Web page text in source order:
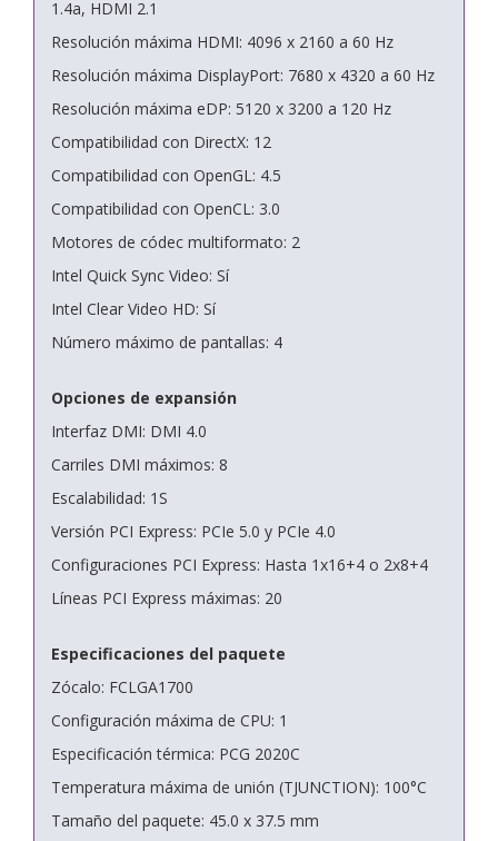
1.4a, HDMI 2.1
Resolución máxima HDMI: 4096 x 2160 a 60 Hz
Resolución máxima DisplayPort: 7680 x 4320 a 60 Hz
Resolución máxima eDP: 5120 x 3200 a 120 Hz
Compatibilidad con DirectX: 12
Compatibilidad con OpenGL: 4.5
Compatibilidad con OpenCL: 3.0
Motores de códec multiformato: 2
Intel Quick Sync Video: Sí
Intel Clear Video HD: Sí
Número máximo de pantallas: 4
Opciones de expansión
Interfaz DMI: DMI 4.0
Carriles DMI máximos: 8
Escalabilidad: 1S
Versión PCI Express: PCIe 5.0 y PCIe 4.0
Configuraciones PCI Express: Hasta 1x16+4 o 2x8+4
Líneas PCI Express máximas: 20
Especificaciones del paquete
Zócalo: FCLGA1700
Configuración máxima de CPU: 1
Especificación térmica: PCG 2020C
Temperatura máxima de unión (TJUNCTION): 100°C
Tamaño del paquete: 45.0 x 37.5 mm